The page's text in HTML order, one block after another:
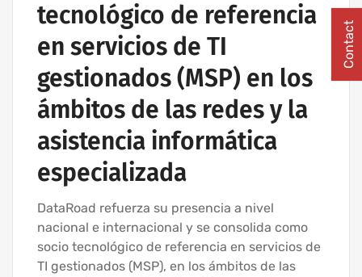
tecnológico de referencia
en servicios de TI
gestionados (MSP) en los
ámbitos de las redes y la
asistencia informática
especializada
DataRoad refuerza su presencia a nivel
nacional e internacional y se consolida como
socio tecnológico de referencia en servicios de
TI gestionados (MSP), en los ámbitos de las
Contact